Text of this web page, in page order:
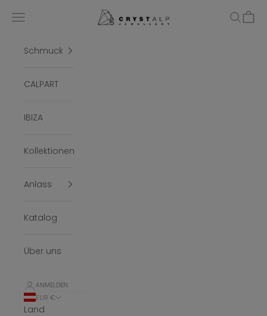
crystalpjewelry
Menü Suchen
Schmuck
CALPART
IBIZA
Kollektionen
Anlass
Katalog
Über uns
ANMELDEN
EUR €
Land